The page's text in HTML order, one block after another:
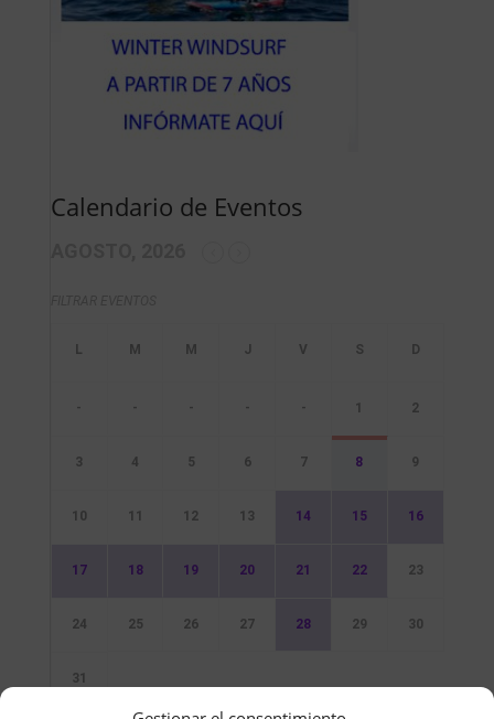
Calendario de Eventos
- - - - - 1 2
3 4 5 6 7 8 9
10 11 12 13 14 15 16
17 18 19 20 21 22 23
24 25 26 27 28 29 30
31